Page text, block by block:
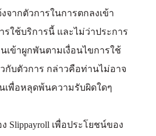
จากตัวการในการตกลงเข้า
รใช้บริการนี้ และไม่ว่าประการ
เข้าผูกพันตามเงื่อนไขการใช้
กับตัวการ กล่าวคือท่านไม่อาจ
เพื่อหลุดพ้นความรับผิดใดๆ
Slippayroll เพื่อประโยชน์ของ